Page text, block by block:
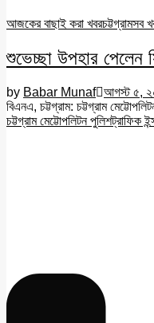
আজকের বাছাই করা খবরচট্টগ্রামসব
শুভেচ্ছা উপহার পেলেন
by Babar Munaf আগস্ট ৫,
বিএনএ, চট্টগ্রাম: চট্টগ্রাম
চট্টগ্রাম মেট্টোপলিটন পুলিশট্রাফিক